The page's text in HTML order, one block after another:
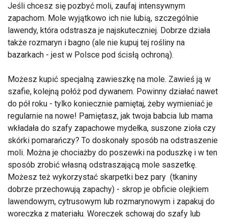
Jeśli chcesz się pozbyć moli, zaufaj intensywnym
zapachom. Mole wyjątkowo ich nie lubią, szczególnie
lawendy, która odstrasza je najskuteczniej. Dobrze działa
także rozmaryn i bagno (ale nie kupuj tej rośliny na
bazarkach - jest w Polsce pod ścisłą ochroną).
Możesz kupić specjalną zawieszkę na mole. Zawieś ją w
szafie, kolejną połóż pod dywanem. Powinny działać nawet
do pół roku - tylko koniecznie pamiętaj, żeby wymieniać je
regularnie na nowe! Pamiętasz, jak twoja babcia lub mama
wkładała do szafy zapachowe mydełka, suszone zioła czy
skórki pomarańczy? To doskonały sposób na odstraszenie
moli. Można je chociażby do poszewki na poduszkę i w ten
sposób zrobić własną odstraszającą mole saszetkę.
Możesz też wykorzystać skarpetki bez pary (tkaniny
dobrze przechowują zapachy) - skrop je obficie olejkiem
lawendowym, cytrusowym lub rozmarynowym i zapakuj do
woreczka z materiału. Woreczek schowaj do szafy lub